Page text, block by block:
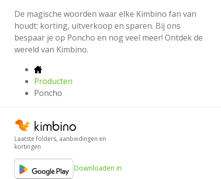
De magische woorden waar elke Kimbino fan van
houdt: korting, uitverkoop en sparen. Bij ons
bespaar je op Poncho en nog veel meer! Ontdek de
wereld van Kimbino.
Producten
Poncho
Laatste folders, aanbiedingen en
kortingen
Downloaden in